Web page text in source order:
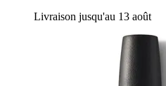
Livraison jusqu'au 13 août